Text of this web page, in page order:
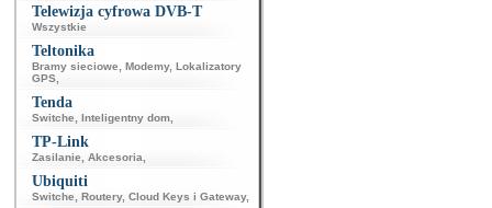
Telewizja cyfrowa DVB-T
Wszystkie
Teltonika
Bramy sieciowe Modemy, Lokalizatory
GPS
Tenda
Switche Inteligentny dom
TP-Link
Zasilanie Akcesoria
Ubiquiti
Switche Routery, Cloud Keys i Gateway,